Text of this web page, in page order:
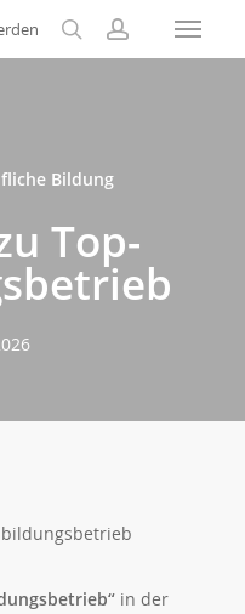
searchaccount
Menu
Bildung
Top-
in der